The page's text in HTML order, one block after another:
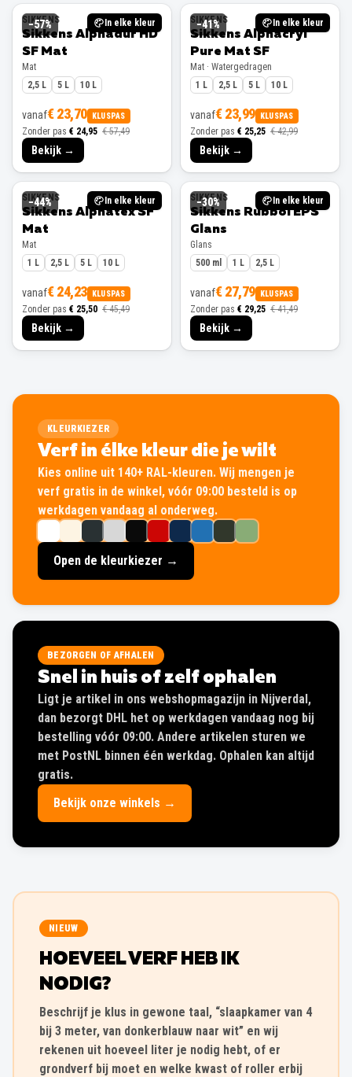
−57% In elke kleur
SIKKENS
Sikkens Alphadur HD
SF Mat
Mat
2,5 L
5 L 10 L
vanaf€ 23,70 KLUSPAS
Zonder pas € 24,95 € 57,49
Bekijk →
−41% In elke kleur
SIKKENS
Sikkens Alphacryl
Pure Mat SF
Mat · Watergedragen
1 L
2,5 L 5 L 10 L
vanaf€ 23,99 KLUSPAS
Zonder pas € 25,25 € 42,99
Bekijk →
−44% In elke kleur
SIKKENS
Sikkens Alphatex SF
Mat
Mat
1 L
2,5 L 5 L 10 L
vanaf€ 24,23 KLUSPAS
Zonder pas € 25,50 € 45,49
Bekijk →
−30% In elke kleur
SIKKENS
Sikkens Rubbol EPS
Glans
Glans
500 ml
1 L 2,5 L
vanaf€ 27,79 KLUSPAS
Zonder pas € 29,25 € 41,49
Bekijk →
KLEURKIEZER
Verf in élke kleur die je wilt
Kies online uit 140+ RAL-kleuren. Wij mengen je
verf gratis in de winkel, vóór 09:00 besteld is op
werkdagen vandaag al onderweg.
Open de kleurkiezer →
BEZORGEN OF AFHALEN
Snel in huis of zelf ophalen
Ligt je artikel in ons webshopmagazijn in Nijverdal,
dan bezorgt DHL het op werkdagen vandaag nog bij
bestelling vóór 09:00. Andere artikelen sturen we
met PostNL binnen één werkdag. Ophalen kan altijd
gratis.
Bekijk onze winkels →
NIEUW
HOEVEEL VERF HEB IK
NODIG?
Beschrijf je klus in gewone taal, “slaapkamer van 4
bij 3 meter, van donkerblauw naar wit” en wij
rekenen uit hoeveel liter je nodig hebt, of er
grondverf bij moet en welke kwast of roller erbij